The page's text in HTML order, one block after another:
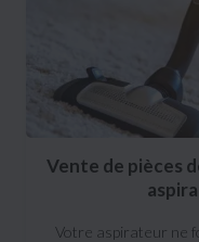
Vente de pièces
Votre aspirateur ne